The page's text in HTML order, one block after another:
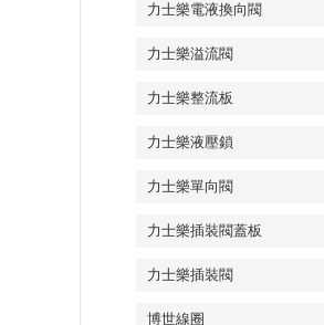
力士樂電液換向閥
力士樂溢流閥
力士樂整流板
力士樂液壓鎖
力士樂單向閥
力士樂插裝閥蓋板
力士樂插裝閥
博世線圈